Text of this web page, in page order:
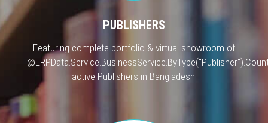
PUBLISHERS
Featuring complete portfolio & virtual showroom of
active Publishers in Bangladesh.